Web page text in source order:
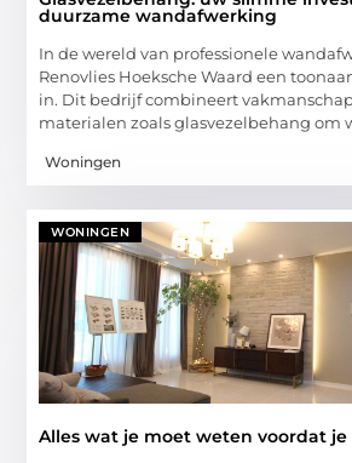
duurzame wandafwerking
In de wereld van professionele
Renovlies Hoeksche Waard een
in. Dit bedrijf combineert
materialen zoals glasvezelbehang om
Woningen
WONINGEN
Alles wat je moet weten voordat